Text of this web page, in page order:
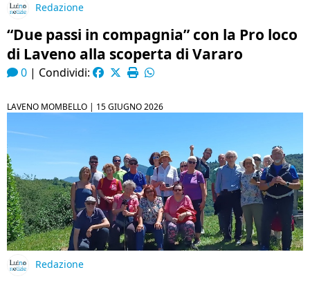
Redazione
“Due passi in compagnia” con la Pro loco
di Laveno alla scoperta di Vararo
0 | Condividi:
LAVENO MOMBELLO | 15 GIUGNO 2026
Redazione